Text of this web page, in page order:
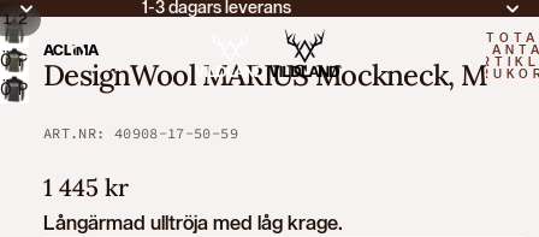
1-3 dagars leverans
1/2
ÖPPNA
BILDEN
HELSKÄRM
ÖPPNA
ACLIMA
DesignWool MARIUS Mockneck, M
ART.NR: 40908-17-50-59
1 445 kr
Långärmad ulltröja med låg krage.